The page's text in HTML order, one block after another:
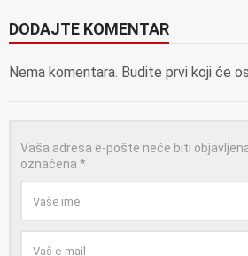
DODAJTE KOMENTAR
Nema komentara. Budite prvi koji će
Vaša adresa e-pošte neće biti
označena *